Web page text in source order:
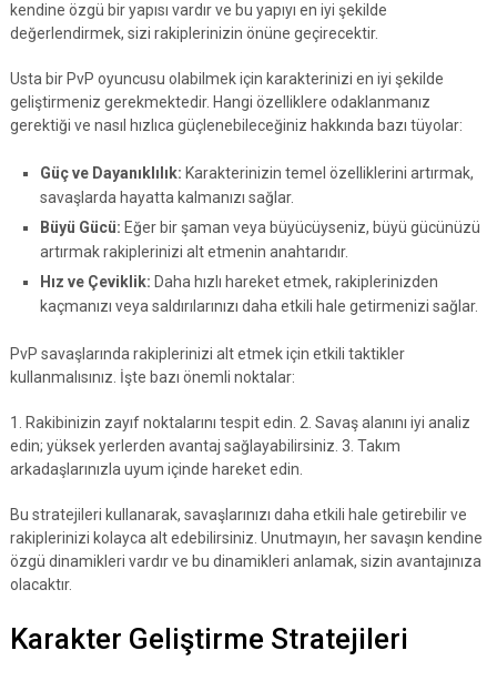
kendine özgü bir yapısı vardır ve bu yapıyı en iyi şekilde
değerlendirmek, sizi rakiplerinizin önüne geçirecektir.
Usta bir PvP oyuncusu olabilmek için karakterinizi en iyi şekilde
geliştirmeniz gerekmektedir. Hangi özelliklere odaklanmanız
gerektiği ve nasıl hızlıca güçlenebileceğiniz hakkında bazı tüyolar:
Güç ve Dayanıklılık: Karakterinizin temel özelliklerini artırmak,
savaşlarda hayatta kalmanızı sağlar.
Büyü Gücü: Eğer bir şaman veya büyücüyseniz, büyü gücünüzü
artırmak rakiplerinizi alt etmenin anahtarıdır.
Hız ve Çeviklik: Daha hızlı hareket etmek, rakiplerinizden
kaçmanızı veya saldırılarınızı daha etkili hale getirmenizi sağlar.
PvP savaşlarında rakiplerinizi alt etmek için etkili taktikler
kullanmalısınız. İşte bazı önemli noktalar:
1. Rakibinizin zayıf noktalarını tespit edin. 2. Savaş alanını iyi analiz
edin; yüksek yerlerden avantaj sağlayabilirsiniz. 3. Takım
arkadaşlarınızla uyum içinde hareket edin.
Bu stratejileri kullanarak, savaşlarınızı daha etkili hale getirebilir ve
rakiplerinizi kolayca alt edebilirsiniz. Unutmayın, her savaşın kendine
özgü dinamikleri vardır ve bu dinamikleri anlamak, sizin avantajınıza
olacaktır.
Karakter Geliştirme Stratejileri